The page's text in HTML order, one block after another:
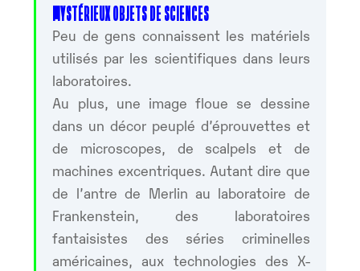
MYSTÉRIEUX OBJETS DE SCIENCES
Peu de gens connaissent les matériels
utilisés par les scientifiques dans leurs
laboratoires.
Au plus, une image floue se dessine
dans un décor peuplé d’éprouvettes et
de microscopes, de scalpels et de
machines excentriques. Autant dire que
de l’antre de Merlin au laboratoire de
Frankenstein, des laboratoires
fantaisistes des séries criminelles
américaines, aux technologies des X-